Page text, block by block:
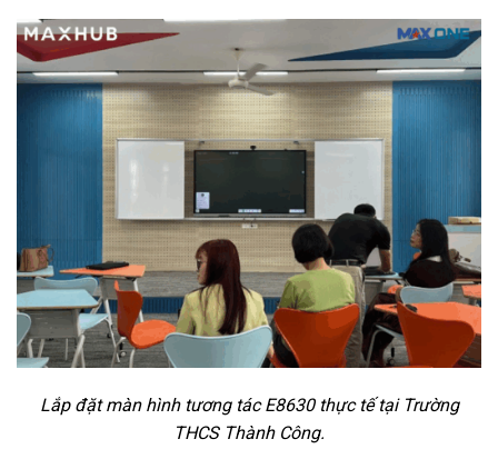
Lắp đặt màn hình tương tác E8630 thực tế tại Trường
THCS Thành Công.